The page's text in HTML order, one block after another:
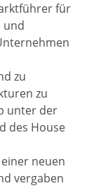
für
und
zu
zu
unter der
des House
neuen
vergaben